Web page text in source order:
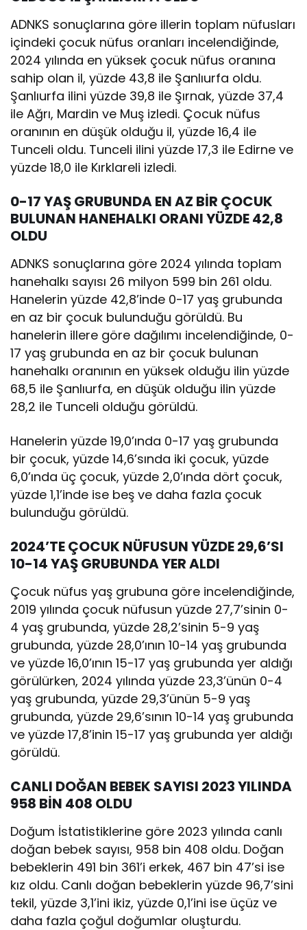
ADNKS sonuçlarına göre illerin toplam nüfusları
içindeki çocuk nüfus oranları incelendiğinde,
2024 yılında en yüksek çocuk nüfus oranına
sahip olan il, yüzde 43,8 ile Şanlıurfa oldu.
Şanlıurfa ilini yüzde 39,8 ile Şırnak, yüzde 37,4
ile Ağrı, Mardin ve Muş izledi. Çocuk nüfus
oranının en düşük olduğu il, yüzde 16,4 ile
Tunceli oldu. Tunceli ilini yüzde 17,3 ile Edirne ve
yüzde 18,0 ile Kırklareli izledi.
0-17 YAŞ GRUBUNDA EN AZ BİR ÇOCUK
BULUNAN HANEHALKI ORANI YÜZDE 42,8
OLDU
ADNKS sonuçlarına göre 2024 yılında toplam
hanehalkı sayısı 26 milyon 599 bin 261 oldu.
Hanelerin yüzde 42,8’inde 0-17 yaş grubunda
en az bir çocuk bulunduğu görüldü. Bu
hanelerin illere göre dağılımı incelendiğinde, 0-
17 yaş grubunda en az bir çocuk bulunan
hanehalkı oranının en yüksek olduğu ilin yüzde
68,5 ile Şanlıurfa, en düşük olduğu ilin yüzde
28,2 ile Tunceli olduğu görüldü.
Hanelerin yüzde 19,0’ında 0-17 yaş grubunda
bir çocuk, yüzde 14,6’sında iki çocuk, yüzde
6,0’ında üç çocuk, yüzde 2,0’ında dört çocuk,
yüzde 1,1’inde ise beş ve daha fazla çocuk
bulunduğu görüldü.
2024’TE ÇOCUK NÜFUSUN YÜZDE 29,6’SI
10-14 YAŞ GRUBUNDA YER ALDI
Çocuk nüfus yaş grubuna göre incelendiğinde,
2019 yılında çocuk nüfusun yüzde 27,7’sinin 0-
4 yaş grubunda, yüzde 28,2’sinin 5-9 yaş
grubunda, yüzde 28,0’ının 10-14 yaş grubunda
ve yüzde 16,0’ının 15-17 yaş grubunda yer aldığı
görülürken, 2024 yılında yüzde 23,3’ünün 0-4
yaş grubunda, yüzde 29,3’ünün 5-9 yaş
grubunda, yüzde 29,6’sının 10-14 yaş grubunda
ve yüzde 17,8’inin 15-17 yaş grubunda yer aldığı
görüldü.
CANLI DOĞAN BEBEK SAYISI 2023 YILINDA
958 BİN 408 OLDU
Doğum İstatistiklerine göre 2023 yılında canlı
doğan bebek sayısı, 958 bin 408 oldu. Doğan
bebeklerin 491 bin 361’i erkek, 467 bin 47’si ise
kız oldu. Canlı doğan bebeklerin yüzde 96,7’sini
tekil, yüzde 3,1’ini ikiz, yüzde 0,1’ini ise üçüz ve
daha fazla çoğul doğumlar oluşturdu.